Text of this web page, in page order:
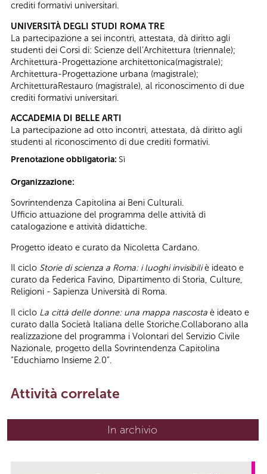
crediti formativi universitari.
UNIVERSITÀ DEGLI STUDI ROMA TRE
La partecipazione a sei incontri, attestata, dà diritto agli
studenti dei Corsi di: Scienze dell’Architettura (triennale);
Architettura-Progettazione architettonica(magistrale);
Architettura-Progettazione urbana (magistrale);
ArchitetturaRestauro (magistrale), al riconoscimento di due
crediti formativi universitari.
ACCADEMIA DI BELLE ARTI
La partecipazione ad otto incontri, attestata, dà diritto agli
studenti al riconoscimento di due crediti formativi.
Prenotazione obbligatoria: Sì
Organizzazione:
Sovrintendenza Capitolina ai Beni Culturali.
Ufficio attuazione del programma delle attività di
catalogazione e attività didattiche.
Progetto ideato e curato da Nicoletta Cardano.
Il ciclo Storie di scienza a Roma: i luoghi invisibiliè ideato e
curato da Federica Favino, Dipartimento di Storia, Culture,
Religioni - Sapienza Università di Roma.
Il ciclo La città delle donne: una mappa nascosta è ideato e
curato dalla Società Italiana delle Storiche.Collaborano alla
realizzazione del programma i Volontari del Servizio Civile
Nazionale, progetto della Sovrintendenza Capitolina
“Educhiamo Insieme 2.0”.
Attività correlate
In archivio